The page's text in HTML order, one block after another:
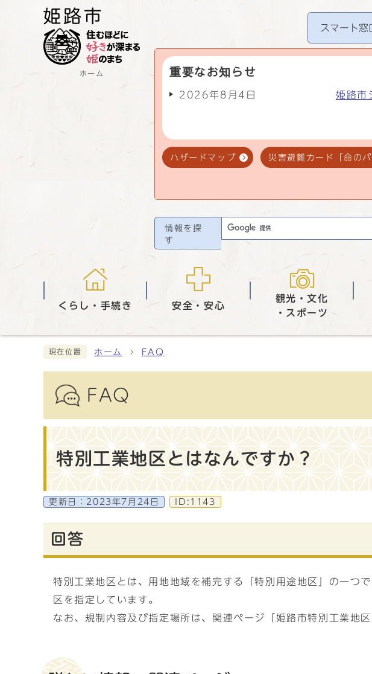
ホーム
スマート窓
重要なお知らせ
2026年8月4日 姫路市
ハザードマップ 災害避難カード「命のパ
情報を探
す
くらし・手続き 安全・安心
観光・文化
・スポーツ
現在位置 ホーム FAQ
FAQ
特別工業地区とはなんですか？
更新日： 2023年7月24日 ID:1143
回答
特別工業地区とは、用地地域を補完する「特別用途地区」の一つ
区を指定しています。
なお、規制内容及び指定場所は、関連ページ「姫路市特別工業地